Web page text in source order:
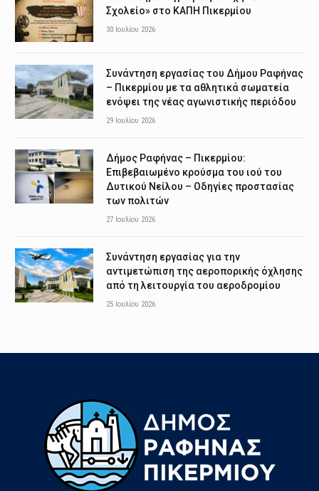
Σχολείο» στο ΚΑΠΗ Πικερμίου
30 Ιουλίου 2026
Συνάντηση εργασίας του Δήμου Ραφήνας
– Πικερμίου με τα αθλητικά σωματεία
ενόψει της νέας αγωνιστικής περιόδου
29 Ιουλίου 2026
Δήμος Ραφήνας – Πικερμίου:
Επιβεβαιωμένο κρούσμα του ιού του
Δυτικού Νείλου – Οδηγίες προστασίας
των πολιτών
27 Ιουλίου 2026
Συνάντηση εργασίας για την
αντιμετώπιση της αεροπορικής όχλησης
από τη λειτουργία του αεροδρομίου
25 Ιουλίου 2026